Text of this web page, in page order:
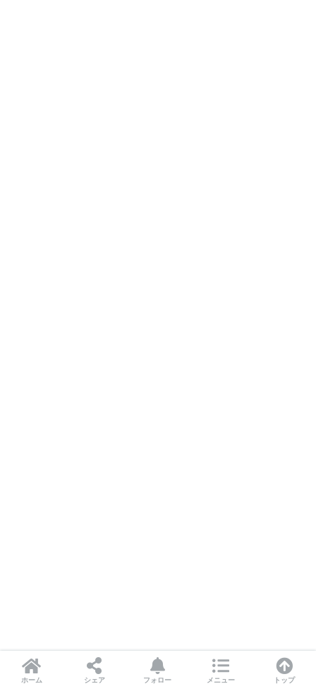
ホーム シェア フォロー メニュー トップ